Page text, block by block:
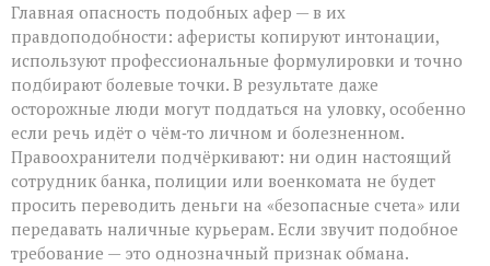
Главная опасность подобных афер — в их
правдоподобности: аферисты копируют интонации,
используют профессиональные формулировки и точно
подбирают болевые точки. В результате даже
осторожные люди могут поддаться на уловку, особенно
если речь идёт о чём‑то личном и болезненном.
Правоохранители подчёркивают: ни один настоящий
сотрудник банка, полиции или военкомата не будет
просить переводить деньги на «безопасные счета» или
передавать наличные курьерам. Если звучит подобное
требование — это однозначный признак обмана.